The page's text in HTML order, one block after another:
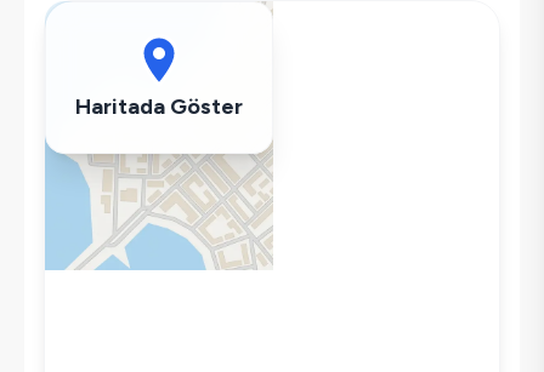
Çamaşır Makinesi
Tost Makinesi
Mikrodalga
Kettle
Korunaklı Havuz
Haritada Göster